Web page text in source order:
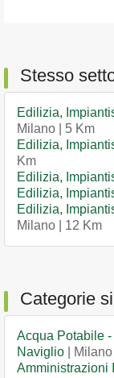
Stesso
Edilizia,
Milano | 5 Km
Edilizia,
Km
Edilizia,
Edilizia,
Edilizia,
Milano | 12 Km
Categorie
Acqua Potabile
Naviglio |
Amministrazioni